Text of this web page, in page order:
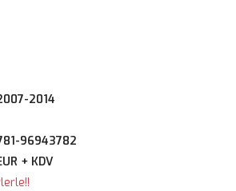
2014
96943782
+ KDV